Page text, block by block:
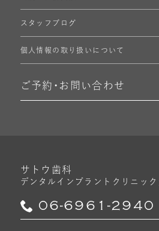
スタッフブログ
個人情報の 取り扱いについて
ご予約・ お問い合わせ
サトウ歯科
デンタルインプラントクリニック
06-6961-2940